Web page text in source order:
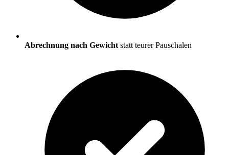
Abrechnung nach Gewichtstatt teurer Pauschalen